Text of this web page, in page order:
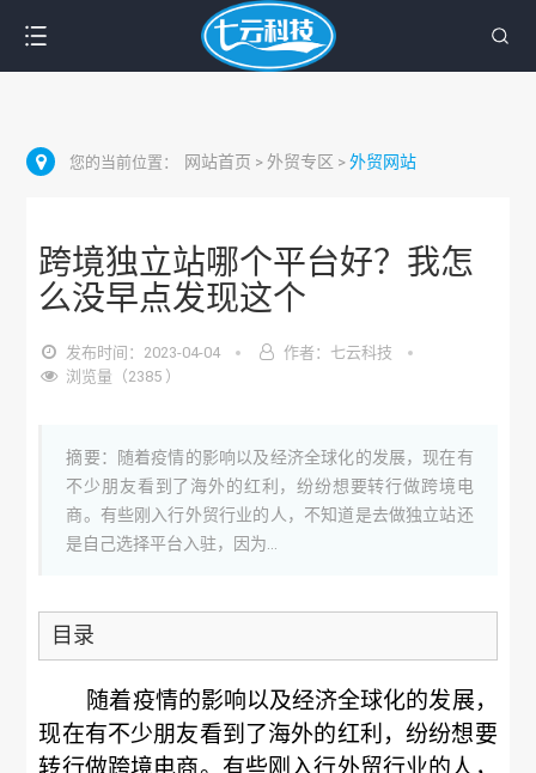
您的当前位置： 网站首页 > 外贸专区 >外贸网站
跨境独立站哪个平台好？我怎
么没早点发现这个
发布时间：2023-04-04
作者：七云科技
浏览量（2385 ）
摘要：随着疫情的影响以及经济全球化的发展，现在有
不少朋友看到了海外的红利，纷纷想要转行做跨境电
商。有些刚入行外贸行业的人，不知道是去做独立站还
是自己选择平台入驻，因为...
目录
随着疫情的影响以及经济全球化的发展，
现在有不少朋友看到了海外的红利，纷纷想要
转行做跨境电商。有些刚入行外贸行业的人，